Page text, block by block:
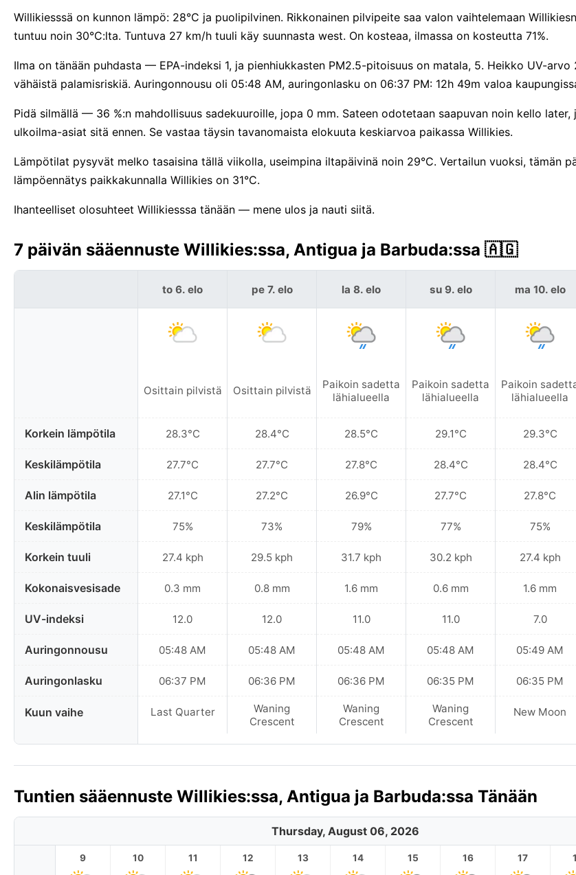
Willikiesssä on kunnon lämpö: 28°C ja puolipilvinen. Rikkonainen pilvipeite saa valon vaihtelemaan
tuntuu noin 30°C:lta. Tuntuva 27 km/h tuuli käy suunnasta west. On kosteaa, ilmassa on kosteutta 71%.
Ilma on tänään puhdasta — EPA-indeksi 1, ja pienhiukkasten PM2.5-pitoisuus on matala, 5. Heikko UV-
vähäistä palamisriskiä. Auringonnousu oli 05:48 AM, auringonlasku on 06:37 PM: 12h 49m valoa
Pidä silmällä — 36 %:n mahdollisuus sadekuuroille, jopa 0 mm. Sateen odotetaan saapuvan noin kello later,
ulkoilma-asiat sitä ennen. Se vastaa täysin tavanomaista elokuuta keskiarvoa paikassa Willikies.
Lämpötilat pysyvät melko tasaisina tällä viikolla, useimpina iltapäivinä noin 29°C. Vertailun vuoksi, tämän
lämpöennätys paikkakunnalla Willikies on 31°C.
Ihanteelliset olosuhteet Willikiesssa tänään — mene ulos ja nauti siitä.
7 päivän sääennuste Willikies:ssa, Antigua ja Barbuda:ssa 🇦🇬
Korkein lämpötila
Keskilämpötila
Alin lämpötila
Keskilämpötila
Korkein tuuli
Kokonaisvesisade
UV-indeksi
Auringonnousu
Auringonlasku
Kuun vaihe
to 6. elo
Osittain pilvistä
28.3°C
27.7°C
27.1°C
75%
27.4 kph
0.3 mm
12.0
05:48 AM
06:37 PM
Last Quarter
pe 7. elo
Osittain pilvistä
28.4°C
27.7°C
27.2°C
73%
29.5 kph
0.8 mm
12.0
05:48 AM
06:36 PM
Waning
Crescent
la 8. elo
Paikoin sadetta
lähialueella
28.5°C
27.8°C
26.9°C
79%
31.7 kph
1.6 mm
11.0
05:48 AM
06:36 PM
Waning
Crescent
su 9. elo
Paikoin sadetta
lähialueella
29.1°C
28.4°C
27.7°C
77%
30.2 kph
0.6 mm
11.0
05:48 AM
06:35 PM
Waning
Crescent
ma 10. elo
Paikoin
lähialueella
29.3°C
28.4°C
27.8°C
75%
27.4 kph
1.6 mm
7.0
05:49 AM
06:35 PM
New Moon
Tuntien sääennuste Willikies:ssa, Antigua ja Barbuda:ssa Tänään
Thursday, August 06, 2026
9 10 11 12 13 14 15 16 17